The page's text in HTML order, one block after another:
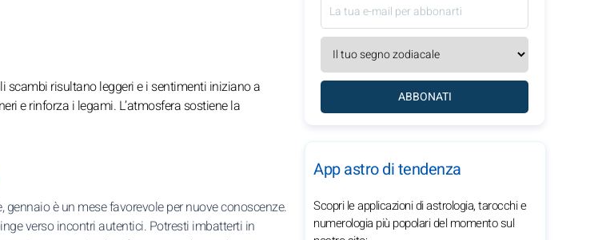
scambi risultano leggeri e i sentimenti iniziano a
e rinforza i legami. L’atmosfera sostiene la
gennaio è un mese favorevole per nuove conoscenze.
verso incontri autentici. Potresti imbatterti in
ABBONATI
App astro di tendenza
Scopri le applicazioni di astrologia, tarocchi e
numerologia più popolari del momento sul